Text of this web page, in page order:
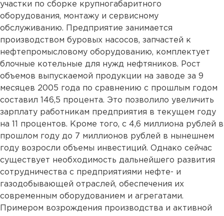
участки по сборке крупногабаритного
оборудования, монтажу и сервисному
обслуживанию. Предприятие занимается
производством буровых насосов, запчастей к
нефтепромысловому оборудованию, комплектует
блочные котельные для нужд нефтяников. Рост
объемов выпускаемой продукции на заводе за 9
месяцев 2005 года по сравнению с прошлым годом
составил 146,5 процента. Это позволило увеличить
зарплату работникам предприятия в текущем году
на 11 процентов. Кроме того, с 4,6 миллиона рублей в
прошлом году до 7 миллионов рублей в нынешнем
году возросли объемы инвестиций. Однако сейчас
существует необходимость дальнейшего развития
сотрудничества с предприятиями нефте- и
газодобывающей отраслей, обеспечения их
современным оборудованием и агрегатами.
Примером возрождения производства и активной